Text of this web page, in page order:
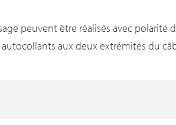
peuvent être réalisés avec polarité
aux deux extrémités du